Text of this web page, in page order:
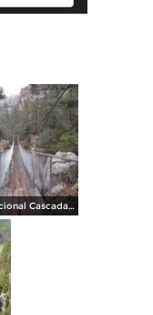
Parque Nacional Cascada de Basaseachi